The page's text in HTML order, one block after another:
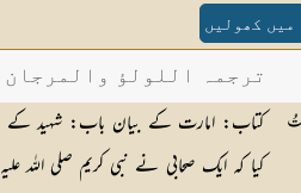
میں کھولیں
ترجمہ اللولؤ والمرجان -
کتاب: امارت کے بیان باب: شہید کے
کیا کہ ایک صحابی نے نبی کریم صلی اللہ